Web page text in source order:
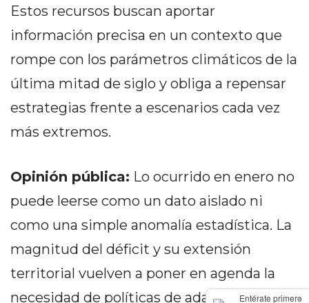
×
Entérate primero
PERGAMINO
LOS
MEJORES
EN
SUPLEMENTOS
PERGAMINO
SUPLEMENTOS
DEPORTIVOS
PERGAMINO:
LOS
MEJORES
Estos recursos buscan aportar
información precisa en un contexto que
rompe con los parámetros climáticos de la
última mitad de siglo y obliga a repensar
estrategias frente a escenarios cada vez
más extremos.
Opinión pública: Lo ocurrido en enero no
puede leerse como un dato aislado ni
como una simple anomalía estadística. La
magnitud del déficit y su extensión
territorial vuelven a poner en agenda la
necesidad de políticas de adaptación y